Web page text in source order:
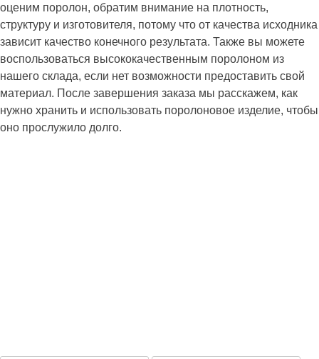
оценим поролон, обратим внимание на плотность,
структуру и изготовителя, потому что от качества исходника
зависит качество конечного результата. Также вы можете
воспользоваться высококачественным поролоном из
нашего склада, если нет возможности предоставить свой
материал. После завершения заказа мы расскажем, как
нужно хранить и использовать поролоновое изделие, чтобы
оно прослужило долго.